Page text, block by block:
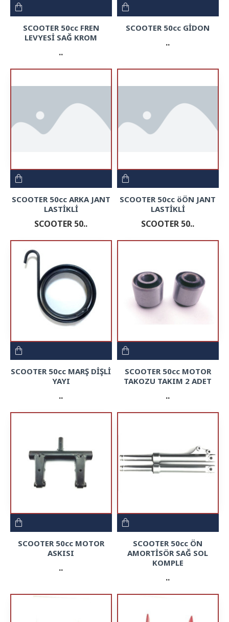
SCOOTER 50cc FREN
LEVYESİ SAĞ KROM
..
SCOOTER 50cc GİDON
..
SCOOTER 50cc ARKA JANT
LASTİKLİ
SCOOTER 50..
SCOOTER 50cc öÖN JANT
LASTİKLİ
SCOOTER 50..
SCOOTER 50cc MARŞ DİŞLİ
YAYI
..
SCOOTER 50cc MOTOR
TAKOZU TAKIM 2 ADET
..
SCOOTER 50cc MOTOR
ASKISI
..
SCOOTER 50cc ÖN
AMORTİSÖR SAĞ SOL
KOMPLE
..